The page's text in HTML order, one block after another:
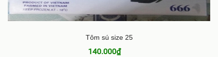
Tôm sú size 25
140.000₫